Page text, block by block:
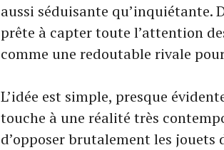
aussi séduisante qu’inquiétante.
prête à capter toute l’attention
comme une redoutable rivale
L’idée est simple, presque
touche à une réalité très
d’opposer brutalement les jouets